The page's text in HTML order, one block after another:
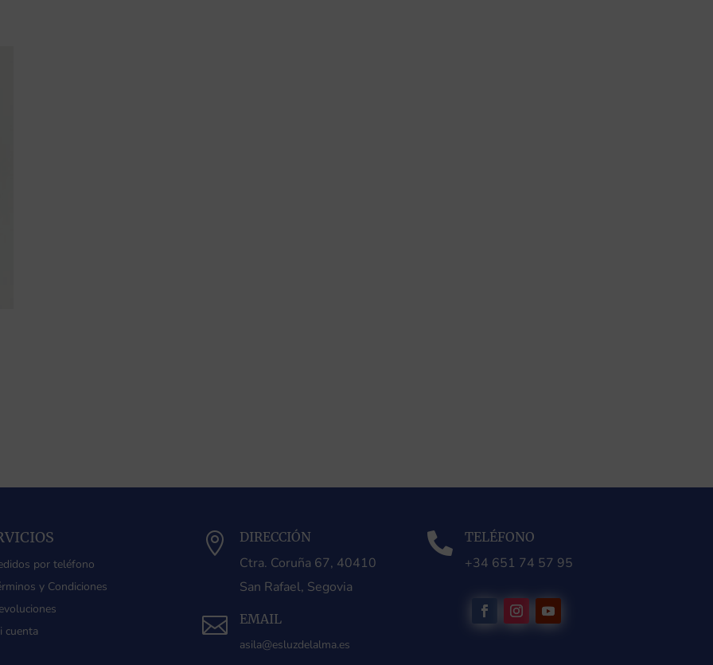
por teléfono
y Condiciones
cuenta
 DIRECCIÓN
Ctra. Coruña 67, 40410
San Rafael, Segovia
 EMAIL
asila@esluzdelalma.es
 TELÉFONO
+34 651 74 57 95